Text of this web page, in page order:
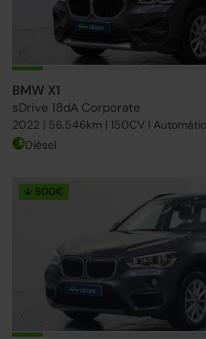
BMW X1
sDrive 18dA Corporate
2022 | 56.546km | 150CV |
Diésel
↓ 500€